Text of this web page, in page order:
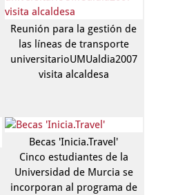
Reunión para la gestión de
las líneas de transporte
universitarioUMUaldia2007
visita alcaldesa
Becas 'Inicia.Travel'
Cinco estudiantes de la
Universidad de Murcia se
incorporan al programa de